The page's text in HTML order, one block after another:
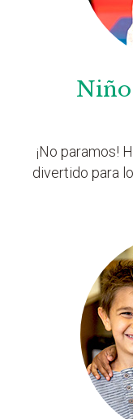
¡No paramos!
divertido para